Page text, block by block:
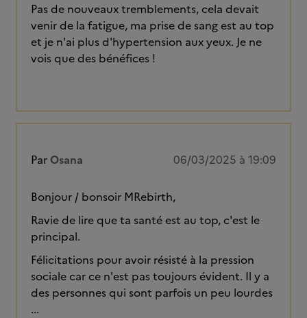
Pas de nouveaux tremblements, cela devait
venir de la fatigue, ma prise de sang est au top
et je n'ai plus d'hypertension aux yeux. Je ne
vois que des bénéfices !
Par Osana 06/03/2025 à 19:09
Bonjour / bonsoir MRebirth,
Ravie de lire que ta santé est au top, c'est le
principal.
Félicitations pour avoir résisté à la pression
sociale car ce n'est pas toujours évident. Il y a
des personnes qui sont parfois un peu lourdes
...